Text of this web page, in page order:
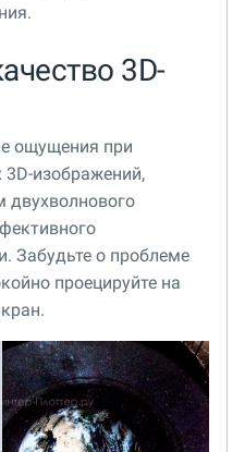
3D-
ощущения при
изображений,
двухволнового
Забудьте о проблеме
проецируйте на